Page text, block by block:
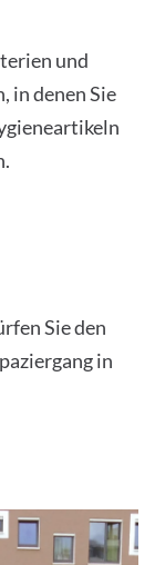
und
in denen Sie
Sie den
in